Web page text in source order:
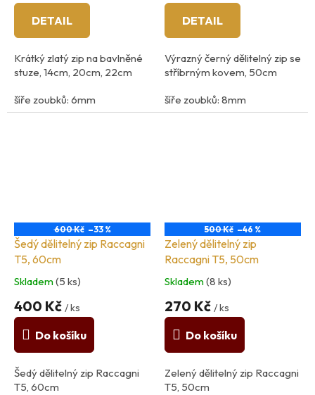
DETAIL
Krátký zlatý zip na bavlněné
stuze, 14cm, 20cm, 22cm
šíře zoubků: 6mm
DETAIL
Výrazný černý dělitelný zip se
stříbrným kovem, 50cm
šíře zoubků: 8mm
600 Kč –33 %
Šedý dělitelný zip Raccagni
T5, 60cm
Skladem(5 ks)
400 Kč / ks
Do košíku
Šedý dělitelný zip Raccagni
T5, 60cm
500 Kč –46 %
Zelený dělitelný zip
Raccagni T5, 50cm
Skladem(8 ks)
270 Kč / ks
Do košíku
Zelený dělitelný zip Raccagni
T5, 50cm